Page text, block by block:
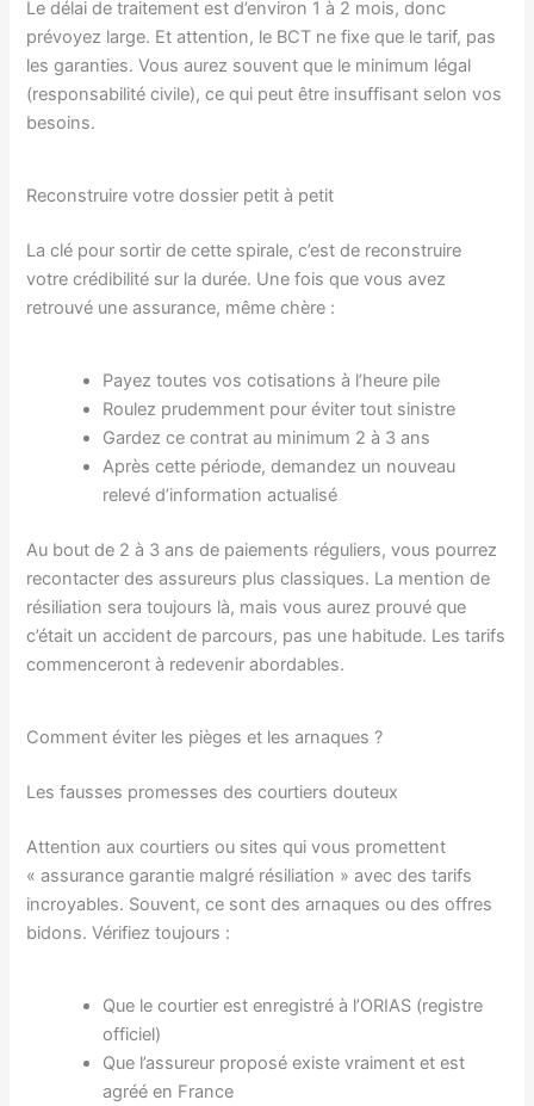
Le délai de traitement est d’environ 1 à 2 mois, donc
prévoyez large. Et attention, le BCT ne fixe que le tarif, pas
les garanties. Vous aurez souvent que le minimum légal
(responsabilité civile), ce qui peut être insuffisant selon vos
besoins.
Reconstruire votre dossier petit à petit
La clé pour sortir de cette spirale, c’est de reconstruire
votre crédibilité sur la durée. Une fois que vous avez
retrouvé une assurance, même chère :
Payez toutes vos cotisations à l’heure pile
Roulez prudemment pour éviter tout sinistre
Gardez ce contrat au minimum 2 à 3 ans
Après cette période, demandez un nouveau
relevé d’information actualisé
Au bout de 2 à 3 ans de paiements réguliers, vous pourrez
recontacter des assureurs plus classiques. La mention de
résiliation sera toujours là, mais vous aurez prouvé que
c’était un accident de parcours, pas une habitude. Les tarifs
commenceront à redevenir abordables.
Comment éviter les pièges et les arnaques ?
Les fausses promesses des courtiers douteux
Attention aux courtiers ou sites qui vous promettent
« assurance garantie malgré résiliation » avec des tarifs
incroyables. Souvent, ce sont des arnaques ou des offres
bidons. Vérifiez toujours :
Que le courtier est enregistré à l’ORIAS (registre
officiel)
Que l’assureur proposé existe vraiment et est
agréé en France